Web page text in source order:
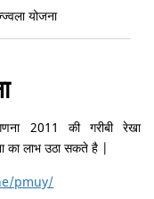
योजना
2011 की गरीबी रेखा
का लाभ उठा सकते है |
pmuy/